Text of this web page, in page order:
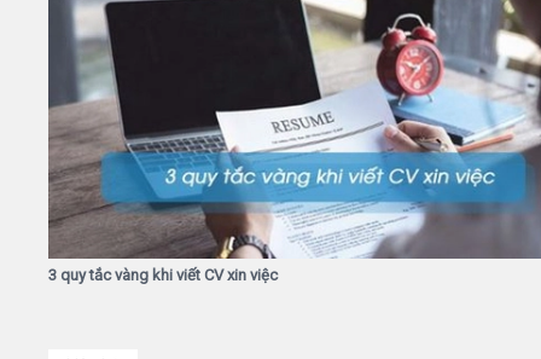
3 quy tắc vàng khi viết CV xin việc